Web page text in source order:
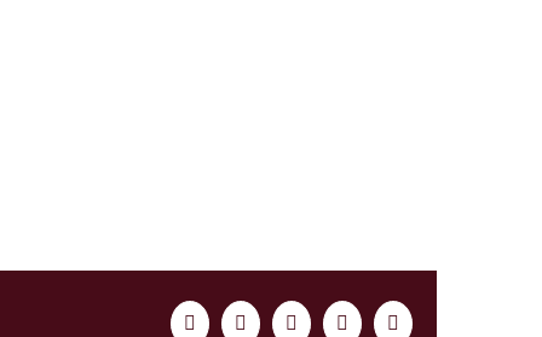
FacebookTwitter LinkedInWhatsAppCorreo